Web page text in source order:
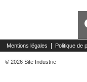
Mentions légales Politique de
© 2026 Site Industrie